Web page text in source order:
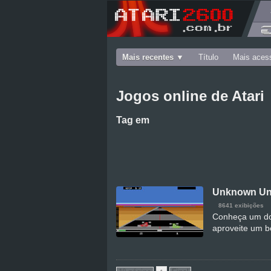
Mais recentes Título Mais
Jogos online de Atari
Tag em
Unknown
8641 exibições
Conheça um
aproveite um